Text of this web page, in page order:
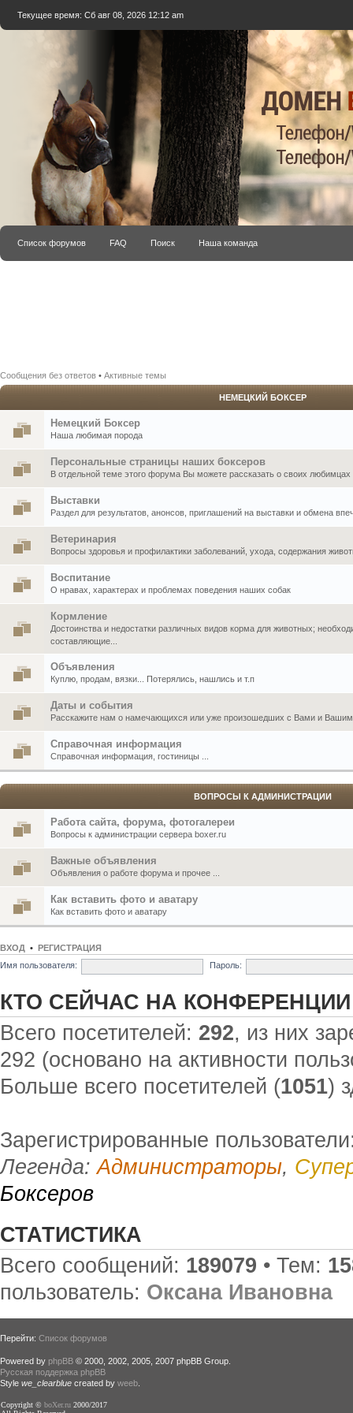
Текущее время: Сб авг 08, 2026 12:12 am
Список форумов FAQ Поиск Наша команда
Сообщения без ответов • Активные темы
НЕМЕЦКИЙ БОКСЕР
Немецкий Боксер
Наша любимая порода
Персональные страницы наших боксеров
В отдельной теме этого форума Вы можете рассказать о своих любимцах
Выставки
Раздел для результатов, анонсов, приглашений на выставки и обмена
Ветеринария
Вопросы здоровья и профилактики заболеваний, ухода, содержания
Воспитание
О нравах, характерах и проблемах поведения наших собак
Кормление
Достоинства и недостатки различных видов корма для животных;
составляющие...
Объявления
Куплю, продам, вязки... Потерялись, нашлись и т.п
Даты и события
Расскажите нам о намечающихся или уже произошедших с Вами и
Справочная информация
Справочная информация, гостиницы ...
ВОПРОСЫ К АДМИНИСТРАЦИИ
Работа сайта, форума, фотогалереи
Вопросы к администрации сервера boxer.ru
Важные объявления
Объявления о работе форума и прочее ...
Как вставить фото и аватару
Как вставить фото и аватару
ВХОД • РЕГИСТРАЦИЯ
Имя пользователя:
Пароль:
КТО СЕЙЧАС НА КОНФЕРЕНЦИИ
Всего посетителей: 292, из них
292 (основано на активности
Больше всего посетителей (1051)
Зарегистрированные
Легенда:Администраторы,
Боксеров
СТАТИСТИКА
Всего сообщений: 189079 • Тем:
пользователь: Оксана Ивановна
Перейти: Список форумов
Powered by phpBB © 2000, 2002, 2005, 2007 phpBB Group.
Русская поддержка phpBB
Style we_clearblue created by weeb
Copyright © boXer.ru 2000/2017